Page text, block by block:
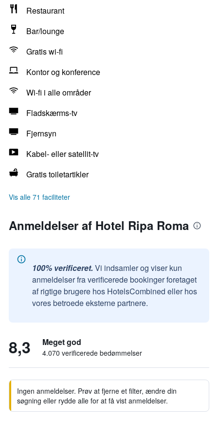
Restaurant
Bar/lounge
Gratis wi-fi
Kontor og konference
Wi-fi i alle områder
Fladskærms-tv
Fjernsyn
Kabel- eller satellit-tv
Gratis toiletartikler
Vis alle 71 faciliteter
Anmeldelser af Hotel Ripa Roma
100% verificeret. Vi indsamler og viser kun
anmeldelser fra verificerede bookinger foretaget
af rigtige brugere hos HotelsCombined eller hos
vores betroede eksterne partnere.
8,3 Meget god
4.070 verificerede bedømmelser
Ingen anmeldelser. Prøv at fjerne et filter, ændre din
søgning eller rydde alle for at få vist anmeldelser.